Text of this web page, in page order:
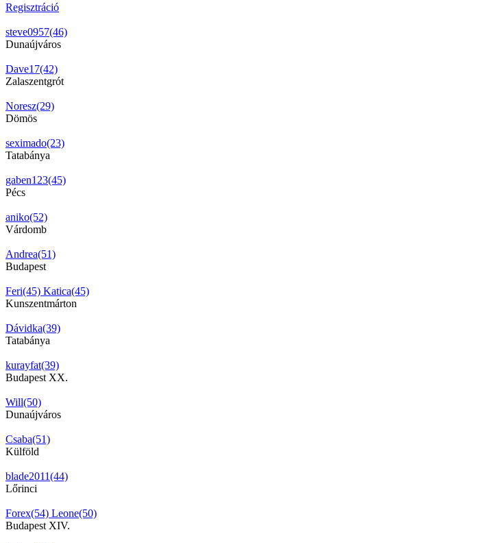
Regisztráció
steve0957(46)
Dunaújváros
Dave17(42)
Zalaszentgrót
Noresz(29)
Dömös
seximado(23)
Tatabánya
gaben123(45)
Pécs
aniko(52)
Várdomb
Andrea(51)
Budapest
Feri(45) Katica(45)
Kunszentmárton
Dávidka(39)
Tatabánya
kurayfat(39)
Budapest XX.
Will(50)
Dunaújváros
Csaba(51)
Külföld
blade2011(44)
Lőrinci
Forex(54) Leone(50)
Budapest XIV.